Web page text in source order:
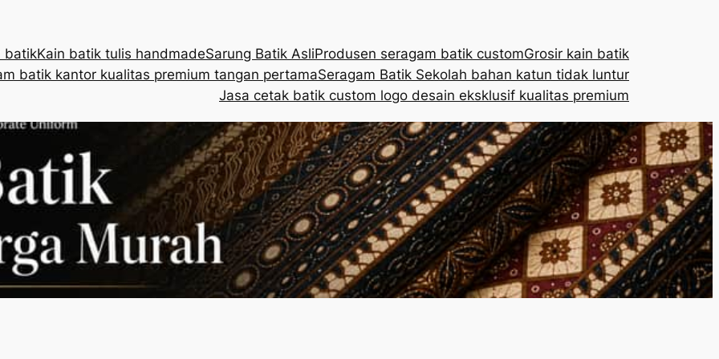
batikKain batik tulis handmadeSarung Batik AsliProdusen seragam batik customGrosir kain batik
batik kantor kualitas premium tangan pertamaSeragam Batik Sekolah bahan katun tidak luntur
Jasa cetak batik custom logo desain eksklusif kualitas premium